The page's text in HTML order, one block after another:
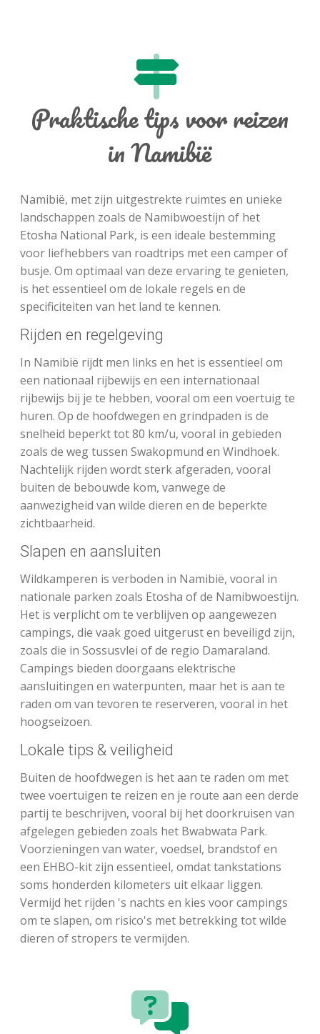
Praktische tips voor reizen
in Namibië
Namibië, met zijn uitgestrekte ruimtes en unieke
landschappen zoals de Namibwoestijn of het
Etosha National Park, is een ideale bestemming
voor liefhebbers van roadtrips met een camper of
busje. Om optimaal van deze ervaring te genieten,
is het essentieel om de lokale regels en de
specificiteiten van het land te kennen.
Rijden en regelgeving
In Namibië rijdt men links en het is essentieel om
een nationaal rijbewijs en een internationaal
rijbewijs bij je te hebben, vooral om een voertuig te
huren. Op de hoofdwegen en grindpaden is de
snelheid beperkt tot 80 km/u, vooral in gebieden
zoals de weg tussen Swakopmund en Windhoek.
Nachtelijk rijden wordt sterk afgeraden, vooral
buiten de bebouwde kom, vanwege de
aanwezigheid van wilde dieren en de beperkte
zichtbaarheid.
Slapen en aansluiten
Wildkamperen is verboden in Namibië, vooral in
nationale parken zoals Etosha of de Namibwoestijn.
Het is verplicht om te verblijven op aangewezen
campings, die vaak goed uitgerust en beveiligd zijn,
zoals die in Sossusvlei of de regio Damaraland.
Campings bieden doorgaans elektrische
aansluitingen en waterpunten, maar het is aan te
raden om van tevoren te reserveren, vooral in het
hoogseizoen.
Lokale tips & veiligheid
Buiten de hoofdwegen is het aan te raden om met
twee voertuigen te reizen en je route aan een derde
partij te beschrijven, vooral bij het doorkruisen van
afgelegen gebieden zoals het Bwabwata Park.
Voorzieningen van water, voedsel, brandstof en
een EHBO-kit zijn essentieel, omdat tankstations
soms honderden kilometers uit elkaar liggen.
Vermijd het rijden 's nachts en kies voor campings
om te slapen, om risico's met betrekking tot wilde
dieren of stropers te vermijden.